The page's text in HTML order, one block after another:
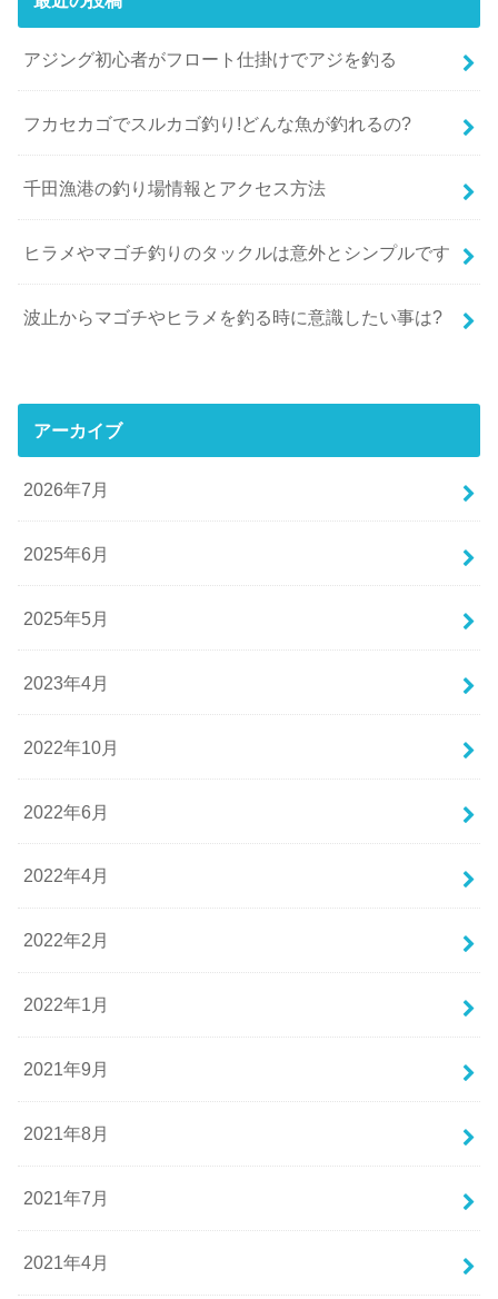
アジング初心者がフロート仕掛けでアジを釣る
フカセカゴでスルカゴ釣り!どんな魚が釣れるの?
千田漁港の釣り場情報とアクセス方法
ヒラメやマゴチ釣りのタックルは意外とシンプルです
波止からマゴチやヒラメを釣る時に意識したい事は?
アーカイブ
2026年7月
2025年6月
2025年5月
2023年4月
2022年10月
2022年6月
2022年4月
2022年2月
2022年1月
2021年9月
2021年8月
2021年7月
2021年4月